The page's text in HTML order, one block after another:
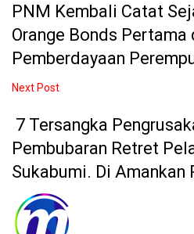
PNM Kembali Catat
Orange Bonds
Pemberdayaan
Next Post
7 Tersangka
Pembubaran Retret
Sukabumi. Di Amankan